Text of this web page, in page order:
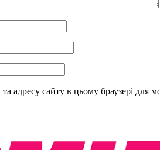
адресу сайту в цьому браузері для